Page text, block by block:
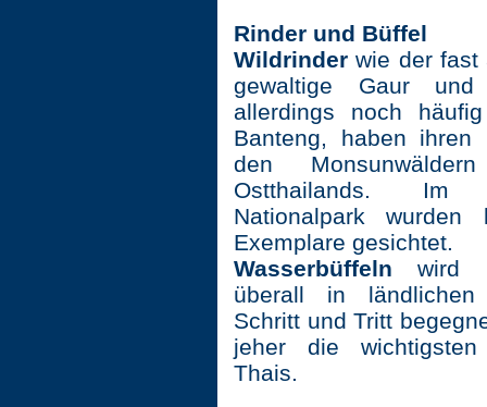
Rinder und Büffel
Wildrinder wie der fast
gewaltige Gaur
allerdings noch
Banteng, haben ihren
den
Ostthailands.
Nationalpark wurden
Exemplare gesichtet.
Wasserbüffeln wird
überall in
Schritt und Tritt
jeher die
Thais.